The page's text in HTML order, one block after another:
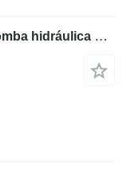
Nachi PVD-1B-30BP 19020-11300 bomba hidráulica para Takeuchi TB035 miniexcavadora